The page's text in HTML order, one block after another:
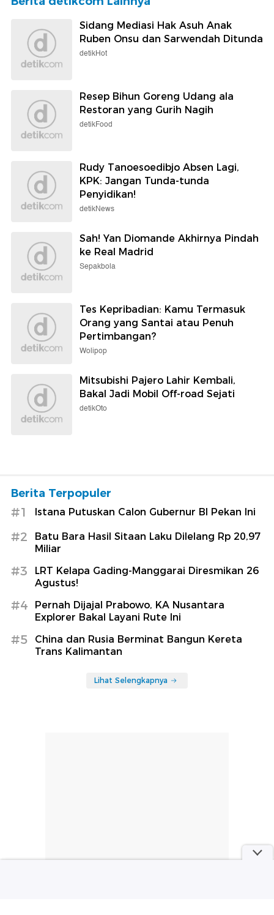
Sidang Mediasi Hak Asuh Anak
Ruben Onsu dan Sarwendah Ditunda
detikHot
Resep Bihun Goreng Udang ala
Restoran yang Gurih Nagih
detikFood
Rudy Tanoesoedibjo Absen Lagi,
KPK: Jangan Tunda-tunda
Penyidikan!
detikNews
Sah! Yan Diomande Akhirnya Pindah
ke Real Madrid
Sepakbola
Tes Kepribadian: Kamu Termasuk
Orang yang Santai atau Penuh
Pertimbangan?
Wolipop
Mitsubishi Pajero Lahir Kembali,
Bakal Jadi Mobil Off-road Sejati
detikOto
Berita Terpopuler
#1 Istana Putuskan Calon Gubernur BI Pekan Ini
#2
Batu Bara Hasil Sitaan Laku Dilelang Rp 20,97
Miliar
#3
LRT Kelapa Gading-Manggarai Diresmikan 26
Agustus!
#4
Pernah Dijajal Prabowo, KA Nusantara
Explorer Bakal Layani Rute Ini
#5
China dan Rusia Berminat Bangun Kereta
Trans Kalimantan
Lihat Selengkapnya